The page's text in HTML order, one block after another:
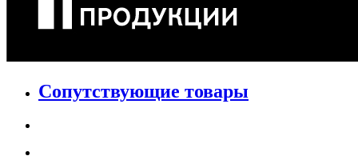
Сопутствующие товары